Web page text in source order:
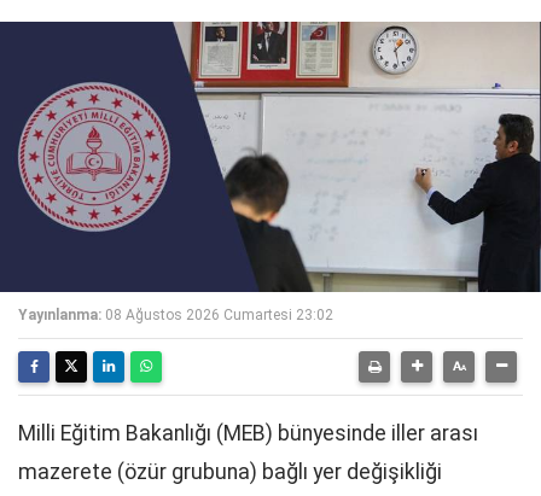
Yayınlanma: 08 Ağustos 2026 Cumartesi 23:02
Milli Eğitim Bakanlığı (MEB) bünyesinde iller arası
mazerete (özür grubuna) bağlı yer değişikliği